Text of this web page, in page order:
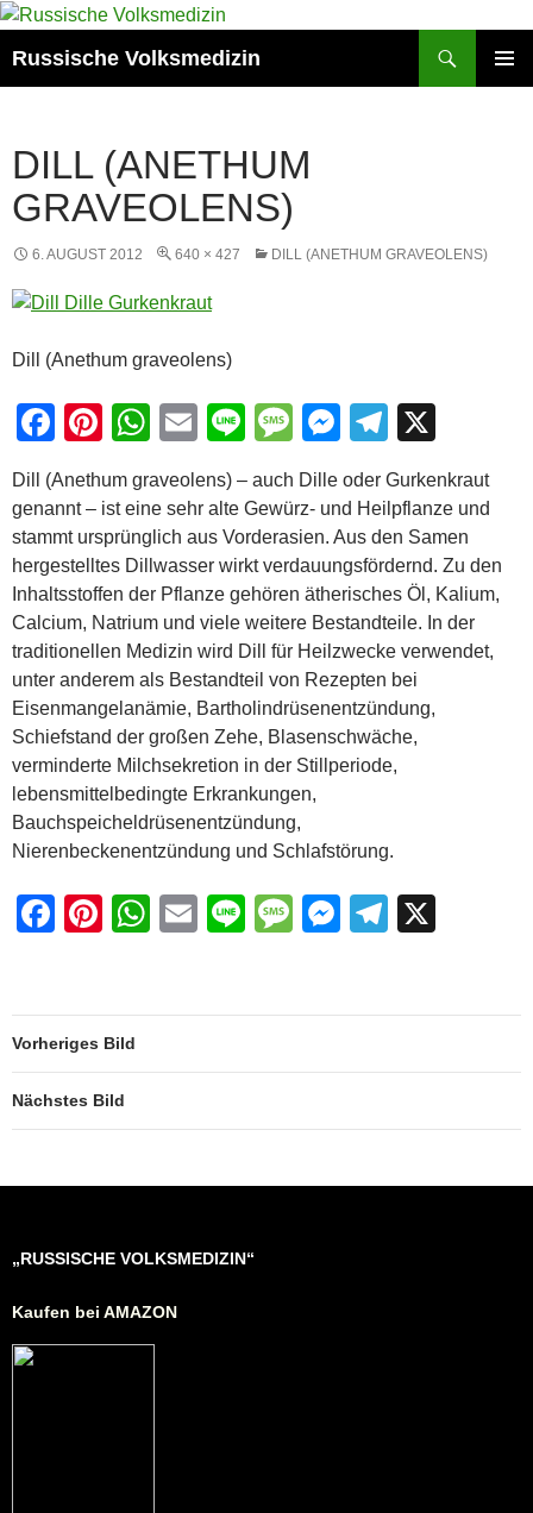
Zum
springen
Russische Volksmedizin
DILL (ANETHUM
GRAVEOLENS)
6. AUGUST 2012 640 × 427 DILL (ANETHUM GRAVEOLENS)
Dill (Anethum graveolens)
F
c
e
b
o
o
k
Pi
er
e
st
W
at
s
A
p
p
E
ail
Li
e
M
ss
a
g
e
M
ss
e
n
g
er
T
e
gr
a
m
Dill (Anethum graveolens) – auch Dille oder Gurkenkraut
genannt – ist eine sehr alte Gewürz- und Heilpflanze und
stammt ursprünglich aus Vorderasien. Aus den Samen
hergestelltes Dillwasser wirkt verdauungsfördernd. Zu den
Inhaltsstoffen der Pflanze gehören ätherisches Öl, Kalium,
Calcium, Natrium und viele weitere Bestandteile. In der
traditionellen Medizin wird Dill für Heilzwecke verwendet,
unter anderem als Bestandteil von Rezepten bei
Eisenmangelanämie, Bartholindrüsenentzündung,
Schiefstand der großen Zehe, Blasenschwäche,
verminderte Milchsekretion in der Stillperiode,
lebensmittelbedingte Erkrankungen,
Bauchspeicheldrüsenentzündung,
Nierenbeckenentzündung und Schlafstörung.
F
e
b
o
o
k
Pi
e
st
W
s
A
p
E
Li
M
a
g
M
e
n
er
T
gr
a
Vorheriges Bild
Nächstes Bild
„RUSSISCHE VOLKSMEDIZIN“
Kaufen bei AMAZON